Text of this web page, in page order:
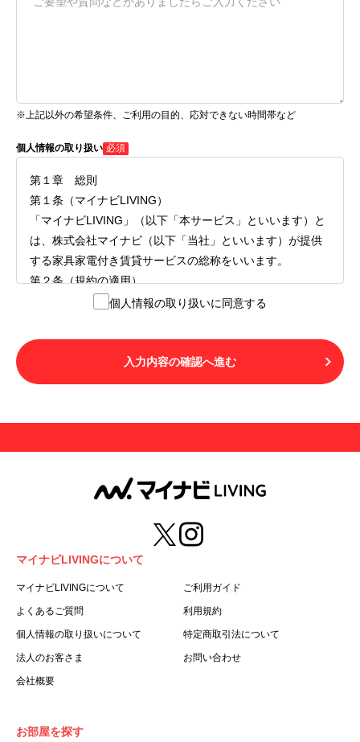
※上記以外の希望条件、ご利用の目的、応対できない時間帯など
個人情報の取り扱い 必須
第１章 総則
第１条（マイナビLIVING）
「マイナビLIVING」（以下「本サービス」といいます）と
は、株式会社マイナビ（以下「当社」といいます）が提供
する家具家電付き賃貸サービスの総称をいいます。
第２条（規約の適用）
１.本サービスを利用する者（以下「利用者」といいます）
LIVINGご契約にあたり取得する個人情報の取り扱いについ
て」の内容をすべて承諾したものとみなされます。不承諾
の意思表示は、本サービスを利用しないことをもってのみ
用することはできません。
第３条（用語の定義）
１.「本サ―ビス」とは、第１章第１条で規定する当社が運
営するマイナビLIVINGを意味します。
２.「利用者」とは、第１章第２条に規定する本サービスを
利用する個人を意味します。
３.「本サイト」とは、当社が運営する本サービスに関する
ます。
５.「会員」とは、第２章第１条に基づき会員登録が完了し
た個人を意味します。
録した情報、本サービス利用中に当社が登録を求めた情報
個人情報の取り扱いに同意する
入力内容の確認へ進む
マイナビLIVINGについて
マイナビLIVINGについて ご利用ガイド
よくあるご質問 利用規約
個人情報の取り扱いについて 特定商取引法について
法人のお客さま お問い合わせ
会社概要
お部屋を探す